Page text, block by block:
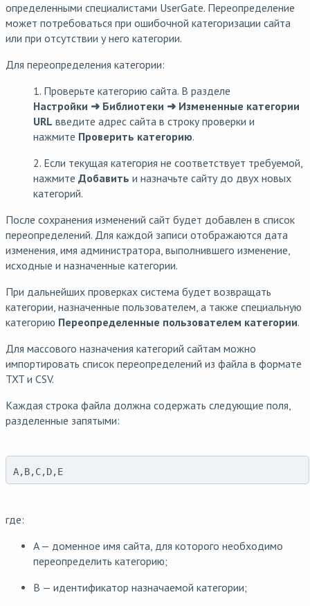
определенными специалистами UserGate. Переопределение
может потребоваться при ошибочной категоризации сайта
или при отсутствии у него категории.
Для переопределения категории:
1. Проверьте категорию сайта. В разделе
Настройки ➜ Библиотеки ➜ Измененные категории
URL введите адрес сайта в строку проверки и
нажмите Проверить категорию.
2. Если текущая категория не соответствует требуемой,
нажмите Добавить и назначьте сайту до двух новых
категорий.
После сохранения изменений сайт будет добавлен в список
переопределений. Для каждой записи отображаются дата
изменения, имя администратора, выполнившего изменение,
исходные и назначенные категории.
При дальнейших проверках система будет возвращать
категории, назначенные пользователем, а также специальную
категорию Переопределенные пользователем категории.
Для массового назначения категорий сайтам можно
импортировать список переопределений из файла в формате
TXT и CSV.
Каждая строка файла должна содержать следующие поля,
разделенные запятыми:
A,B,C,D,E
где:
A — доменное имя сайта, для которого необходимо
переопределить категорию;
B — идентификатор назначаемой категории;